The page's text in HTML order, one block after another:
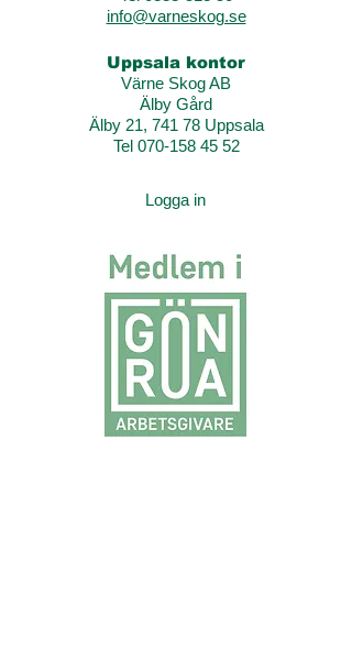
info@varneskog.se
Uppsala kontor
Värne Skog AB
Älby Gård
Älby 21, 741 78 Uppsala
Tel 070-158 45 52
Logga in